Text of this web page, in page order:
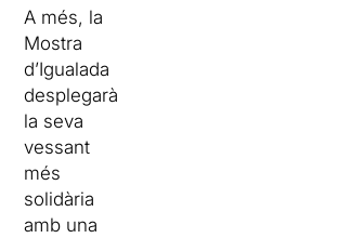
A més, la
Mostra
d’Igualada
desplegarà
la seva
vessant
més
solidària
amb una